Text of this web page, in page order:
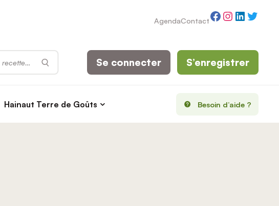
AgendaContactFacebook
Instagram
Hainaut Terre de Goûts Besoin d’aide ?
Se connecter S’enregistrer